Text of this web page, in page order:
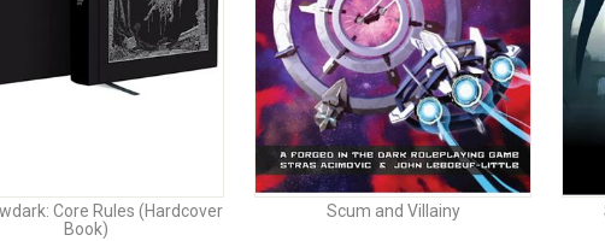
Core Rules (Hardcover
Book)
Scum and Villainy